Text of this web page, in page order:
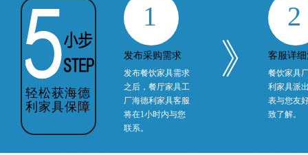
轻松获海德
利家具保障
1
发布采购需求
发布餐饮家具需求
之后，餐厅家具工
厂海德利家具客服
将在1小时内与您
联系。
》
2
客服详
餐饮家具
利家具派
表与您友
致了解。